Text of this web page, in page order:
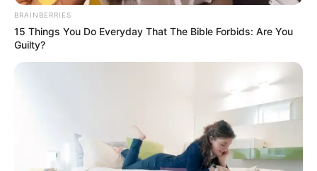
BRAINBERRIES
15 Things You Do Everyday That The Bible Forbids: Are You
Guilty?